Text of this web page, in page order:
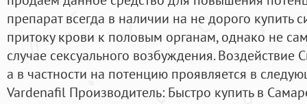
препарат всегда в наличии на не дорого купить
притоку крови к половым органам, однако не
случае сексуального возбуждения. Воздействие
а в частности на потенцию проявляется в
Vardenafil Производитель: Быстро купить в